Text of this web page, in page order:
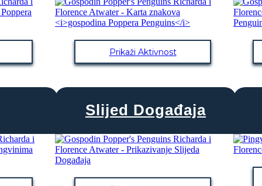
Prikaži Aktivnost
Slijed Događaja